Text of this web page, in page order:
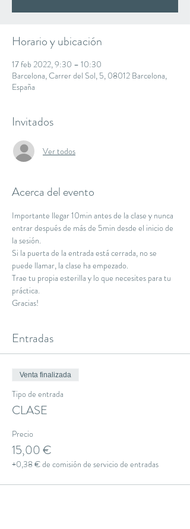
Horario y ubicación
17 feb 2022, 9:30 – 10:30
Barcelona, Carrer del Sol, 5, 08012 Barcelona,
España
Invitados
Ver todos
Acerca del evento
Importante llegar 10min antes de la clase y nunca
entrar después de más de 5min desde el inicio de
la sesión.
Si la puerta de la entrada está cerrada, no se
puede llamar, la clase ha empezado.
Trae tu propia esterilla y lo que necesites para tu
práctica.
Gracias!
Entradas
Venta finalizada
Tipo de entrada
CLASE
Precio
15,00 €
+0,38 € de comisión de servicio de entradas